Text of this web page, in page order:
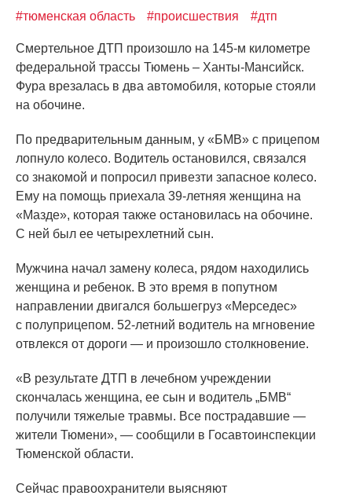
#тюменская область #происшествия #дтп
Смертельное ДТП произошло на 145-м километре
федеральной трассы Тюмень – Ханты-Мансийск.
Фура врезалась в два автомобиля, которые стояли
на обочине.
По предварительным данным, у «БМВ» с прицепом
лопнуло колесо. Водитель остановился, связался
со знакомой и попросил привезти запасное колесо.
Ему на помощь приехала 39-летняя женщина на
«Мазде», которая также остановилась на обочине.
С ней был ее четырехлетний сын.
Мужчина начал замену колеса, рядом находились
женщина и ребенок. В это время в попутном
направлении двигался большегруз «Мерседес»
с полуприцепом. 52-летний водитель на мгновение
отвлекся от дороги — и произошло столкновение.
«В результате ДТП в лечебном учреждении
скончалась женщина, ее сын и водитель „БМВ“
получили тяжелые травмы. Все пострадавшие —
жители Тюмени», — сообщили в Госавтоинспекции
Тюменской области.
Сейчас правоохранители выясняют